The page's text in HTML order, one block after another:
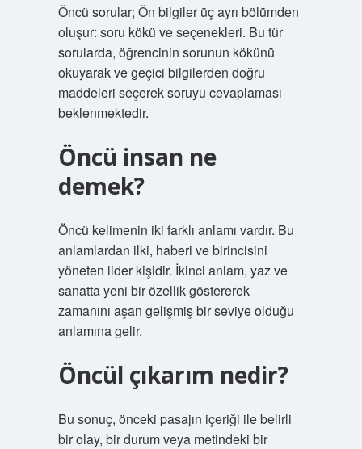
Öncü sorular; Ön bilgiler üç ayrı bölümden
oluşur: soru kökü ve seçenekleri. Bu tür
sorularda, öğrencinin sorunun kökünü
okuyarak ve geçici bilgilerden doğru
maddeleri seçerek soruyu cevaplaması
beklenmektedir.
Öncü insan ne
demek?
Öncü kelimenin iki farklı anlamı vardır. Bu
anlamlardan ilki, haberi ve birincisini
yöneten lider kişidir. İkinci anlam, yaz ve
sanatta yeni bir özellik göstererek
zamanını aşan gelişmiş bir seviye olduğu
anlamına gelir.
Öncül çıkarım nedir?
Bu sonuç, önceki pasajın içeriği ile belirli
bir olay, bir durum veya metindeki bir